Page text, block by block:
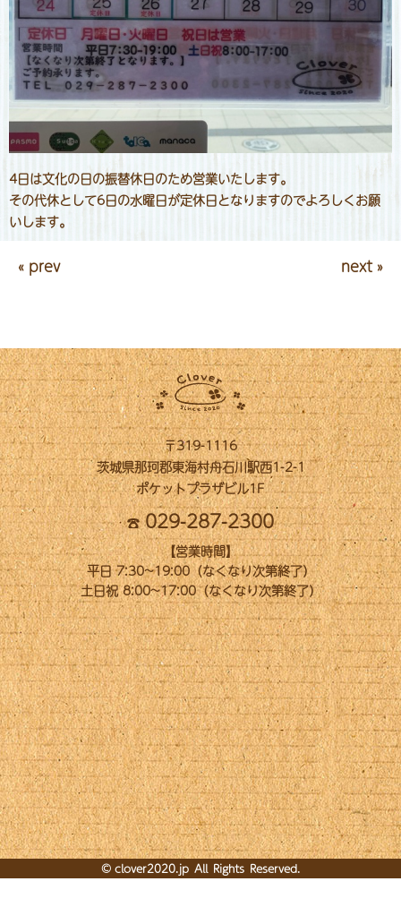
4日は文化の日の振替休日のため営業いたします。
その代休として6日の水曜日が定休日となりますのでよろしくお願
いします。
« prev next »
〒319-1116
茨城県那珂郡東海村舟石川駅西1-2-1
ポケットプラザビル1F
029-287-2300
【営業時間】
平日 7:30~19:00（なくなり次第終了）
土日祝 8:00~17:00（なくなり次第終了）
© clover2020.jp All Rights Reserved.